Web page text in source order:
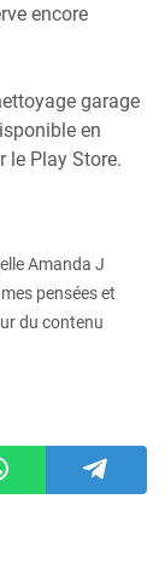
encore
garage
en
le Play Store.
Amanda J
pensées et
du contenu